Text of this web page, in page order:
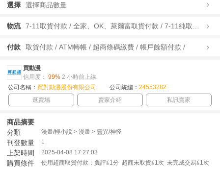
選擇 選擇商品數量
物流
付款 取貨付款 / ATM轉帳 / 超商條碼繳費 / 帳戶餘額付款 /
買動漫
信用度： 99% 2 小時前上線
公司名稱： 買對動漫股份有限公司 公司統編： 24553282
逛賣場
賣家介紹 私訊賣家
商品摘要
分類
漫畫/輕小說 > 漫畫 > 靈異/神怪
刊登數量 1
上架時間 2025-04-08 17:27:03
購買條件 使用超商取貨付款：負評≦1分 超商未取貨≦1次 未完成交易≦1次